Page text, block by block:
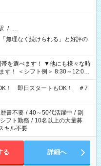
/ …
無理なく続けられる」と好評の
！ ▼他にも様々な時
す！ ＜シフト例＞ 8:30～12:00
～翌6:00 など
！ 即日スタートもOK！ ＃7
書不要 / 40～50代活躍中 / 副
シフト勤務 / 10名以上の大量募
キル不要
る 詳細へ